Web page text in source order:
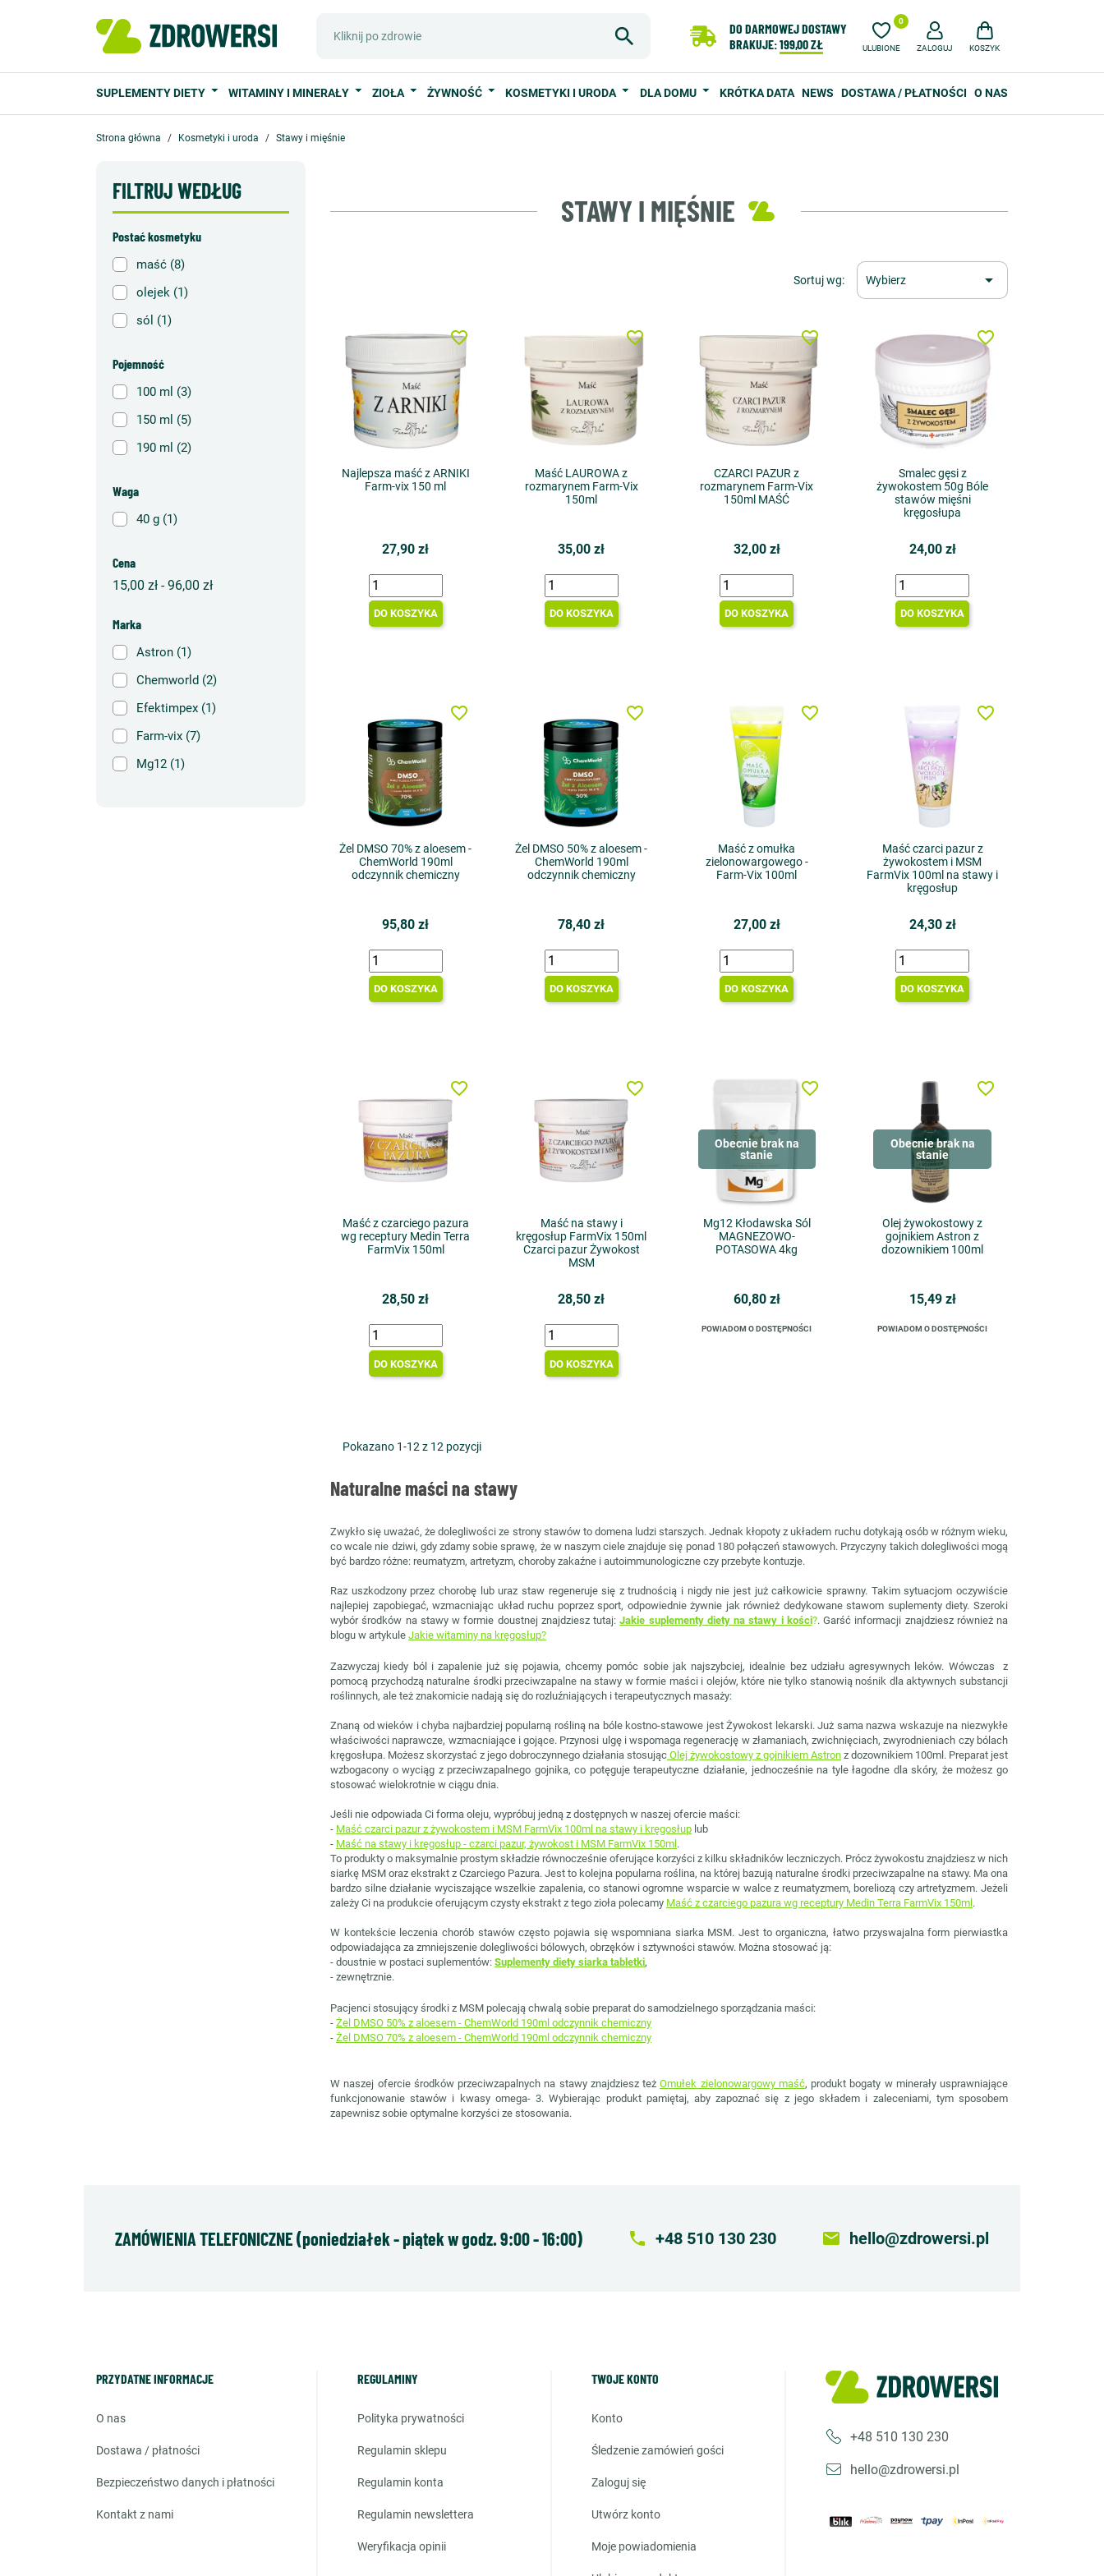
DO DARMOWEJ DOSTAWY
BRAKUJE:199,00 ZŁ ULUBIONE
0
ZALOGUJ KOSZYK
SUPLEMENTY DIETY WITAMINY I MINERAŁY ZIOŁA ŻYWNOŚĆ KOSMETYKI I URODA DLA DOMU KRÓTKA DATA NEWS DOSTAWA / PŁATNOŚCI O NAS
Strona główna Kosmetyki i uroda Stawy i mięśnie
FILTRUJ WEDŁUG
Postać kosmetyku
maść (8)
olejek (1)
sól (1)
Pojemność
100 ml (3)
150 ml (5)
190 ml (2)
Waga
40 g (1)
Cena
15,00 zł - 96,00 zł
Marka
Astron (1)
Chemworld (2)
Efektimpex (1)
Farm-vix (7)
Mg12 (1)
STAWY I MIĘŚNIE
Sortuj wg: Wybierz 
Najlepsza maść z ARNIKI
Farm-vix 150 ml
27,90 zł
DO KOSZYKA
favorite_border
Maść LAUROWA z
rozmarynem Farm-Vix
150ml
35,00 zł
DO KOSZYKA
favorite_border
CZARCI PAZUR z
rozmarynem Farm-Vix
150ml MAŚĆ
32,00 zł
DO KOSZYKA
favorite_border
Smalec gęsi z
żywokostem 50g Bóle
stawów mięśni
kręgosłupa
24,00 zł
DO KOSZYKA
favorite_border
Żel DMSO 70% z aloesem -
ChemWorld 190ml
odczynnik chemiczny
95,80 zł
DO KOSZYKA
favorite_border
Żel DMSO 50% z aloesem -
ChemWorld 190ml
odczynnik chemiczny
78,40 zł
DO KOSZYKA
favorite_border
Maść z omułka
zielonowargowego -
Farm-Vix 100ml
27,00 zł
DO KOSZYKA
favorite_border
Maść czarci pazur z
żywokostem i MSM
FarmVix 100ml na stawy i
kręgosłup
24,30 zł
DO KOSZYKA
favorite_border
Maść z czarciego pazura
wg receptury Medin Terra
FarmVix 150ml
28,50 zł
DO KOSZYKA
favorite_border
Maść na stawy i
kręgosłup FarmVix 150ml
Czarci pazur Żywokost
MSM
28,50 zł
DO KOSZYKA
favorite_border
Obecnie brak na
stanie
Mg12 Kłodawska Sól
MAGNEZOWO-
POTASOWA 4kg
60,80 zł
POWIADOM O DOSTĘPNOŚCI
favorite_border
Obecnie brak na
stanie
Olej żywokostowy z
gojnikiem Astron z
dozownikiem 100ml
15,49 zł
POWIADOM O DOSTĘPNOŚCI
favorite_border
Pokazano 1-12 z 12 pozycji
Naturalne maści na stawy
Zwykło się uważać, że dolegliwości ze strony stawów to domena ludzi starszych. Jednak kłopoty z układem ruchu dotykają osób w różnym wieku,
co wcale nie dziwi, gdy zdamy sobie sprawę, że w naszym ciele znajduje się ponad 180 połączeń stawowych. Przyczyny takich dolegliwości mogą
być bardzo różne: reumatyzm, artretyzm, choroby zakaźne i autoimmunologiczne czy przebyte kontuzje.
Raz uszkodzony przez chorobę lub uraz staw regeneruje się z trudnością i nigdy nie jest już całkowicie sprawny. Takim sytuacjom oczywiście
najlepiej zapobiegać, wzmacniając układ ruchu poprzez sport, odpowiednie żywnie jak również dedykowane stawom suplementy diety. Szeroki
wybór środków na stawy w formie doustnej znajdziesz tutaj:Jakie suplementy diety na stawy i kości?. Garść informacji znajdziesz również na
blogu w artykule Jakie witaminy na kręgosłup?
Zazwyczaj kiedy ból i zapalenie już się pojawia, chcemy pomóc sobie jak najszybciej, idealnie bez udziału agresywnych leków. Wówczas z
pomocą przychodzą naturalne środki przeciwzapalne na stawy w formie maści i olejów, które nie tylko stanowią nośnik dla aktywnych substancji
roślinnych, ale też znakomicie nadają się do rozluźniających i terapeutycznych masaży:
Znaną od wieków i chyba najbardziej popularną rośliną na bóle kostno-stawowe jest Żywokost lekarski. Już sama nazwa wskazuje na niezwykłe
właściwości naprawcze, wzmacniające i gojące. Przynosi ulgę i wspomaga regenerację w złamaniach, zwichnięciach, zwyrodnieniach czy bólach
kręgosłupa. Możesz skorzystać z jego dobroczynnego działania stosując Olej żywokostowy z gojnikiem Astron z dozownikiem 100ml. Preparat jest
wzbogacony o wyciąg z przeciwzapalnego gojnika, co potęguje terapeutyczne działanie, jednocześnie na tyle łagodne dla skóry, że możesz go
stosować wielokrotnie w ciągu dnia.
Jeśli nie odpowiada Ci forma oleju, wypróbuj jedną z dostępnych w naszej ofercie maści:
- Maść czarci pazur z żywokostem i MSM FarmVix 100ml na stawy i kręgosłup lub
- Maść na stawy i kręgosłup - czarci pazur, żywokost i MSM FarmVix 150ml .
To produkty o maksymalnie prostym składzie równocześnie oferujące korzyści z kilku składników leczniczych. Prócz żywokostu znajdziesz w nich
siarkę MSM oraz ekstrakt z Czarciego Pazura. Jest to kolejna popularna roślina, na której bazują naturalne środki przeciwzapalne na stawy. Ma ona
bardzo silne działanie wyciszające wszelkie zapalenia, co stanowi ogromne wsparcie w walce z reumatyzmem, boreliozą czy artretyzmem. Jeżeli
zależy Ci na produkcie oferującym czysty ekstrakt z tego zioła polecamy Maść z czarciego pazura wg receptury Medin Terra FarmVix 150ml .
W kontekście leczenia chorób stawów często pojawia się wspomniana siarka MSM. Jest to organiczna, łatwo przyswajalna form pierwiastka
odpowiadająca za zmniejszenie dolegliwości bólowych, obrzęków i sztywności stawów. Można stosować ją:
- doustnie w postaci suplementów: Suplementy diety siarka tabletki,
- zewnętrznie.
Pacjenci stosujący środki z MSM polecają chwalą sobie preparat do samodzielnego sporządzania maści:
- Żel DMSO 50% z aloesem - ChemWorld 190ml odczynnik chemiczny
- Żel DMSO 70% z aloesem - ChemWorld 190ml odczynnik chemiczny
W naszej ofercie środków przeciwzapalnych na stawy znajdziesz teżOmułek zielonowargowy maść, produkt bogaty w minerały usprawniające
funkcjonowanie stawów i kwasy omega- 3. Wybierając produkt pamiętaj, aby zapoznać się z jego składem i zaleceniami, tym sposobem
zapewnisz sobie optymalne korzyści ze stosowania.
ZAMÓWIENIA TELEFONICZNE (poniedziałek - piątek w godz. 9:00 - 16:00) local_phone +48 510 130 230 email hello@zdrowersi.pl
PRZYDATNE INFORMACJE
o nas
dostawa / płatności
bezpieczeństwo danych i płatności
kontakt z nami
REGULAMINY
polityka prywatności
regulamin sklepu
regulamin konta
regulamin newslettera
weryfikacja opinii
TWOJE KONTO
konto
śledzenie zamówień gości
zaloguj się
utwórz konto
moje powiadomienia
+48 510 130 230
hello@zdrowersi.pl